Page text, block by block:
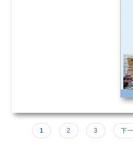
Pagination
目前頁面
1 頁面
2 頁面
3 下
下